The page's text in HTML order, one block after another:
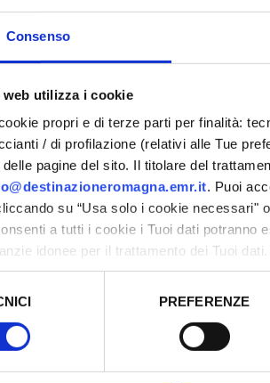
Consenso
utilizza i cookie
propri e di terze parti per finalità:
/ di profilazione (relativi alle Tue
pagine del sito. Il titolare del
. Puoi
su “Usa solo i cookie necessari"
a tutti i cookie i Tuoi dati potranno
idonee per il trattamento dei Tuoi
dei navigatori, che abbiamo
PREFERENZE
2025
of Rimini
Eventi
Events
To City